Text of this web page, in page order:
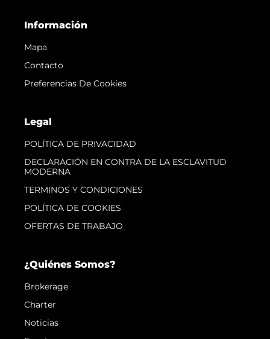
Información
Mapa
Contacto
Preferencias De Cookies
Legal
POLÍTICA DE PRIVACIDAD
DECLARACIÓN EN CONTRA DE LA ESCLAVITUD
MODERNA
TERMINOS Y CONDICIONES
POLÍTICA DE COOKIES
OFERTAS DE TRABAJO
¿Quiénes Somos?
Brokerage
Charter
Noticias